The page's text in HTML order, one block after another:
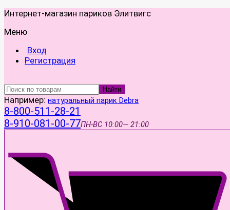
Интернет-магазин париков Элитвигс
Меню
Вход
Регистрация
Найти
Например: натуральный парик Debra
8-800-511-28-21
8-910-081-00-77ПН-ВС 10:00— 21:00